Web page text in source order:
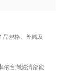
品規格、外觀及
依台灣經濟部能